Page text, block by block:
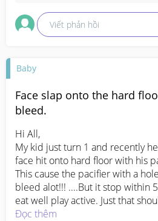
Viết phản hồi
Baby
Face slap onto the hard
bleed.
Hi All,
My kid just turn 1 and recently
face hit onto hard floor with his
This cause the pacifier with a
bleed alot!!! ....But it stop within
eat well play active. Just that
dentist. I see his teeths all like "ok"
Đọc thêm